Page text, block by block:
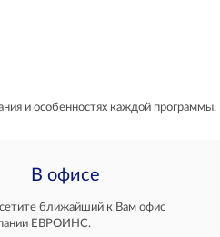
и особенностях каждой программы.
В офисе
ближайший к Вам офис
ЕВРОИНС.